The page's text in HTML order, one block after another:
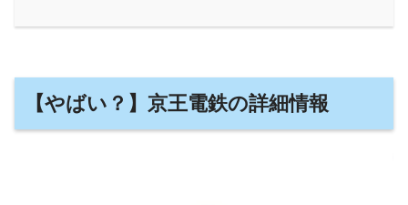
【やばい？】京王電鉄の詳細情報